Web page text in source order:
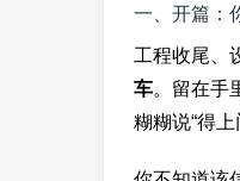
一、开篇：
工程收尾、
车。留在手
糊糊说“得